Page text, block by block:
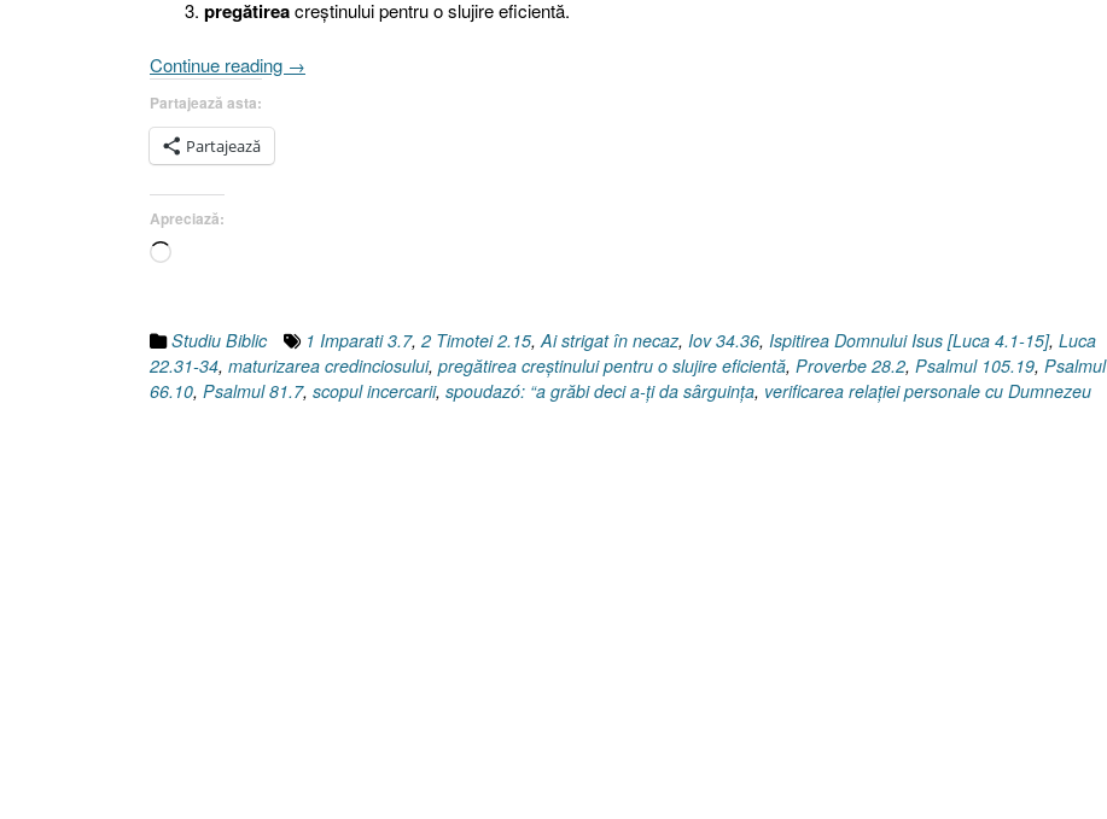
pregătireacreştinului pentru o slujire eficientă.
Continue reading „Ispitirea
15]”
→
Partajează asta:
Partajează
Apreciază:
Încarc...
Studiu Biblic 1 Imparati 3.7, 2 Timotei 2.15, Ai strigat în necaz, Iov 34.36, Ispitirea Domnului Isus [Luca 4.1-15], Luca
22.31-34, maturizarea credinciosului, pregătirea creştinului pentru o slujire eficientă, Proverbe 28.2, Psalmul 105.19, Psalmul
66.10, Psalmul 81.7, scopul incercarii, spoudazó: “a grăbi deci a-ţi da sârguința, verificarea relaţiei personale cu Dumnezeu